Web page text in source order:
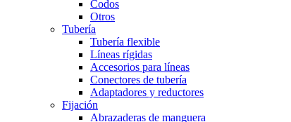
Codos
Otros
Tubería
Tubería flexible
Líneas rígidas
Accesorios para líneas
Conectores de tubería
Adaptadores y reductores
Fijación
Abrazaderas de manguera